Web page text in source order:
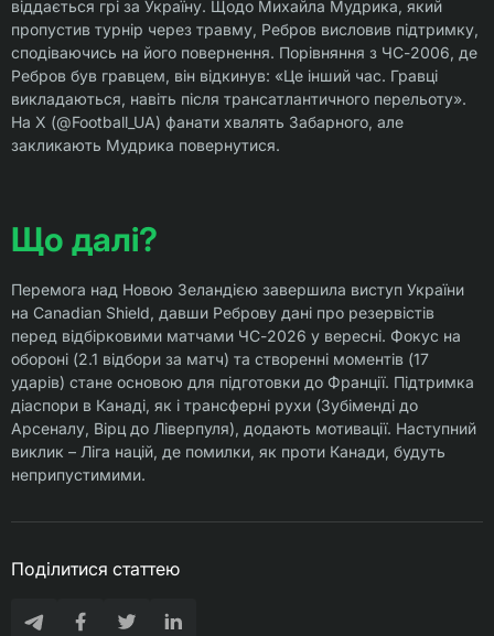
віддається грі за Україну. Щодо Михайла Мудрика, який
пропустив турнір через травму, Ребров висловив підтримку,
сподіваючись на його повернення. Порівняння з ЧС-2006, де
Ребров був гравцем, він відкинув: «Це інший час. Гравці
викладаються, навіть після трансатлантичного перельоту».
На X (@Football_UA) фанати хвалять Забарного, але
закликають Мудрика повернутися.
Що далі?
Перемога над Новою Зеландією завершила виступ України
на Canadian Shield, давши Реброву дані про резервістів
перед відбірковими матчами ЧС-2026 у вересні. Фокус на
обороні (2.1 відбори за матч) та створенні моментів (17
ударів) стане основою для підготовки до Франції. Підтримка
діаспори в Канаді, як і трансферні рухи (Зубіменді до
Арсеналу, Вірц до Ліверпуля), додають мотивації. Наступний
виклик – Ліга націй, де помилки, як проти Канади, будуть
неприпустимими.
Поділитися статтею